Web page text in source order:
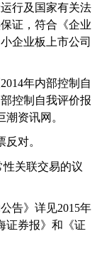
行及国家有关法
证，符合《企业
企业板上市公司
2014年内部控制自
控制自我评价报
潮资讯网。
反对。
性关联交易的议
告》详见2015年
证券报》和《证